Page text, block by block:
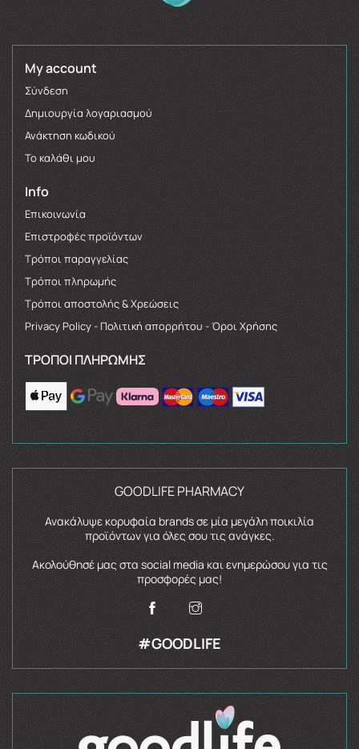
My account
Σύνδεση
Δημιουργία λογαριασμού
Ανάκτηση κωδικού
Το καλάθι μου
Info
Επικοινωνία
Επιστροφές προϊόντων
Τρόποι παραγγελίας
Τρόποι πληρωμής
Τρόποι αποστολής & Χρεώσεις
Privacy Policy - Πολιτική απορρήτου - Όροι Χρήσης
ΤΡΌΠΟΙ ΠΛΗΡΩΜΉΣ
GOODLIFE PHARMACY
Ανακάλυψε κορυφαία brands σε μία μεγάλη ποικιλία
προϊόντων για όλες σου τις ανάγκες.
Ακολούθησέ μας στα social media και ενημερώσου για τις
προσφορές μας!
#GOODLIFE